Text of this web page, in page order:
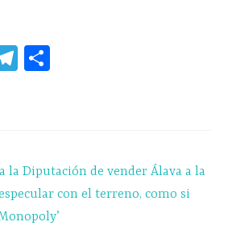
Te
m rti
r
la Diputación de vender Álava a la
con el terreno, como si